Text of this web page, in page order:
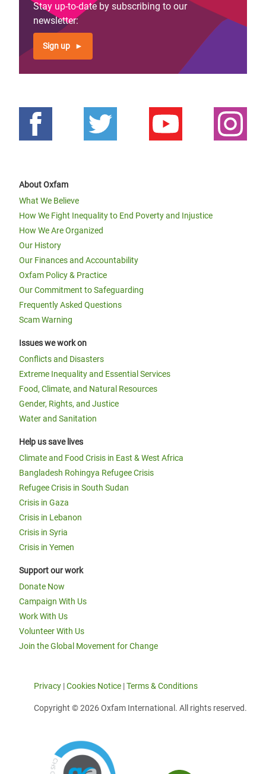
Stay up-to-date by subscribing to our
newsletter:
Sign up
About Oxfam
What We Believe
How We Fight Inequality to End Poverty and Injustice
How We Are Organized
Our History
Our Finances and Accountability
Oxfam Policy & Practice
Our Commitment to Safeguarding
Frequently Asked Questions
Scam Warning
Issues we work on
Conflicts and Disasters
Extreme Inequality and Essential Services
Food, Climate, and Natural Resources
Gender, Rights, and Justice
Water and Sanitation
Help us save lives
Climate and Food Crisis in East & West Africa
Bangladesh Rohingya Refugee Crisis
Refugee Crisis in South Sudan
Crisis in Gaza
Crisis in Lebanon
Crisis in Syria
Crisis in Yemen
Support our work
Donate Now
Campaign With Us
Work With Us
Volunteer With Us
Join the Global Movement for Change
Privacy |Cookies Notice |Terms & Conditions
Copyright © 2026 Oxfam International. All rights reserved.